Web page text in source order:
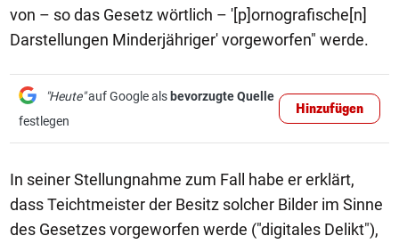
von – so das Gesetz wörtlich – '[p]ornografische[n]
Darstellungen Minderjähriger' vorgeworfen" werde.
"Heute"auf Google als bevorzugte Quelle
festlegen
Hinzufügen
In seiner Stellungnahme zum Fall habe er erklärt,
dass Teichtmeister der Besitz solcher Bilder im Sinne
des Gesetzes vorgeworfen werde ("digitales Delikt"),